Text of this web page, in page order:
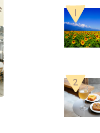
1
2